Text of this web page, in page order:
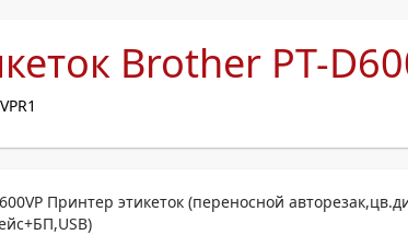
А4
Brother PT-
Принтер этикеток (переносной